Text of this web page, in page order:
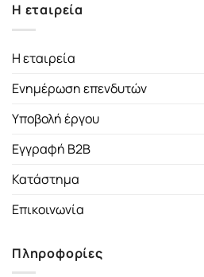
Η εταιρεία
Η εταιρεία
Ενημέρωση επενδυτών
Υποβολή έργου
Εγγραφή B2B
Κατάστημα
Επικοινωνία
Πληροφορίες